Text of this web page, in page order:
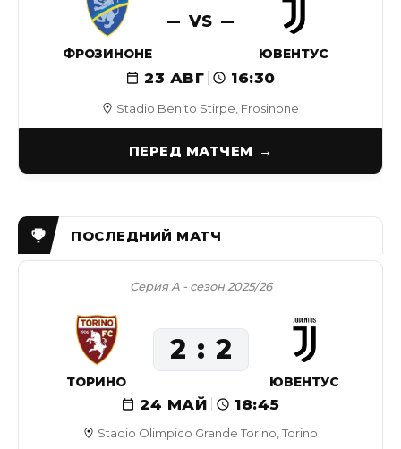
Stadio Benito Stirpe, Frosinone
ФРОЗИНОНЕ
VS
ЮВЕНТУС
23 АВГ 16:30
ПЕРЕД МАТЧЕМ
Stadio Olimpico Grande Torino, Torino
Серия А - сезон 2025/26
24 МАЙ 18:45
ТОРИНО
2 2
ЮВЕНТУС